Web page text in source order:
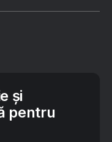
și
pentru